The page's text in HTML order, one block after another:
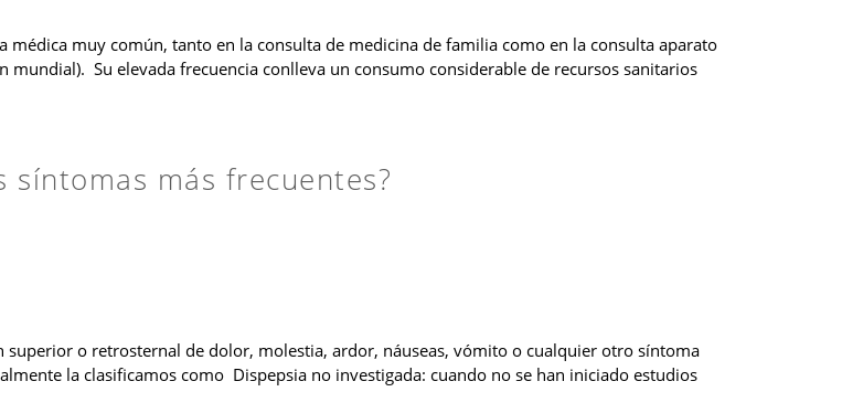
médica muy común, tanto en la consulta de medicina de familia como en la consulta aparato
Su elevada frecuencia conlleva un consumo considerable de recursos sanitarios
síntomas más frecuentes?
superior o retrosternal de dolor, molestia, ardor, náuseas, vómito o cualquier otro síntoma
la clasificamos como Dispepsia no investigada: cuando no se han iniciado estudios